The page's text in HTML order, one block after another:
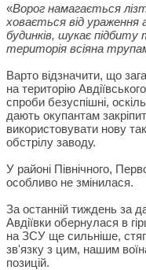
«Ворог намагається
ховається від ураження
будинків, шукає
територія всіяна
Варто відзначити, що
на територію
спроби безуспішні,
дають окупантам
використовувати нову
обстрілу заводу.
У районі Північного,
особливо не змінилася.
За останній тиждень за
Авдіївки обернулася в
на ЗСУ ще сильніше,
зв'язку з цим, нашим
позицій.